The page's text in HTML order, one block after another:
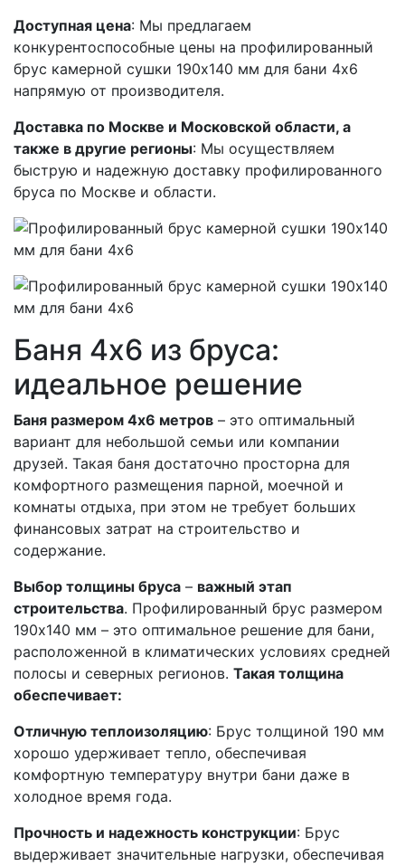
Доступная цена: Мы предлагаем
конкурентоспособные цены на профилированный
брус камерной сушки 190х140 мм для бани 4х6
напрямую от производителя.
Доставка по Москве и Московской области, а
также в другие регионы: Мы осуществляем
быструю и надежную доставку профилированного
бруса по Москве и области.
Баня 4х6 из бруса:
идеальное решение
Баня размером 4х6 метров – это оптимальный
вариант для небольшой семьи или компании
друзей. Такая баня достаточно просторна для
комфортного размещения парной, моечной и
комнаты отдыха, при этом не требует больших
финансовых затрат на строительство и
содержание.
Выбор толщины бруса – важный этап
строительства. Профилированный брус размером
190х140 мм – это оптимальное решение для бани,
расположенной в климатических условиях средней
полосы и северных регионов. Такая толщина
обеспечивает:
Отличную теплоизоляцию: Брус толщиной 190 мм
хорошо удерживает тепло, обеспечивая
комфортную температуру внутри бани даже в
холодное время года.
Прочность и надежность конструкции: Брус
выдерживает значительные нагрузки, обеспечивая